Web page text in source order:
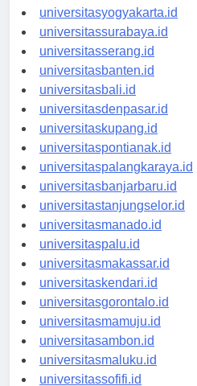
universitassemarang.id
universitasyogyakarta.id
universitassurabaya.id
universitasserang.id
universitasbanten.id
universitasbali.id
universitasdenpasar.id
universitaskupang.id
universitaspontianak.id
universitaspalangkaraya.id
universitasbanjarbaru.id
universitastanjungselor.id
universitasmanado.id
universitaspalu.id
universitasmakassar.id
universitaskendari.id
universitasgorontalo.id
universitasmamuju.id
universitasambon.id
universitasmaluku.id